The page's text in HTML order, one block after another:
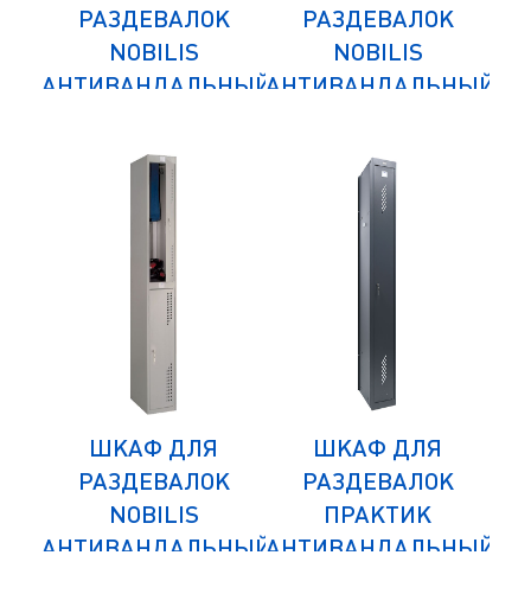
РАЗДЕВАЛОК
NOBILIS
АНТИВАНДАЛЬНЫЙ
ШКАФ ДЛЯ
РАЗДЕВАЛОК
NOBILIS
АНТИВАНДАЛЬНЫЙ
РАЗДЕВАЛОК
NOBILIS
АНТИВАНДАЛЬНЫЙ
ШКАФ ДЛЯ
РАЗДЕВАЛОК
ПРАКТИК
АНТИВАНДАЛЬНЫЙ